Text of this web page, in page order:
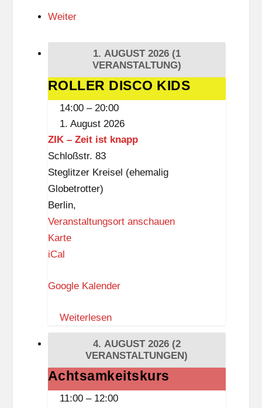
Weiter
1. AUGUST 2026 (1
VERANSTALTUNG)
ROLLER
DISCO
KIDS
ROLLER DISCO KIDS
14:00 – 20:00
1. August 2026
ZIK – Zeit ist knapp
Schloßstr. 83
Steglitzer Kreisel (ehemalig
Globetrotter)
Berlin,
Veranstaltungsort anschauen
KarteZ
–
e
i
i
t
iCal
Google Kalender
Weiterlesen
4. AUGUST 2026 (2
VERANSTALTUNGEN)
Achtsamkeitskurs
Achtsamkeitskurs
11:00 – 12:00